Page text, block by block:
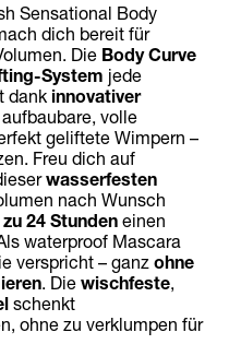
Sensational Body
dich bereit für
Die BodyCurve
System jede
dank innovativer
volle
geliftete Wimpern –
Freu dich auf
wasserfesten
nach Wunsch
24 Stunden einen
waterproof Mascara
verspricht – ganz ohne
. Die wischfeste,
schenkt
ohne zu verklumpen für